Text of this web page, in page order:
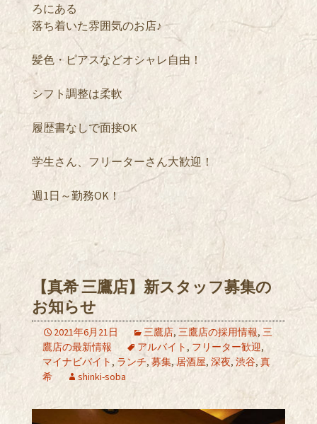
ろにある
落ち着いた雰囲気のお店♪
髪色・ピアスなどオシャレ自由！
シフト調整は柔軟
履歴書なしで面接OK
学生さん、フリーターさん大歓迎！
週1日～勤務OK！
【真希 三鷹店】新スタッフ募集の
お知らせ
2021年6月21日 三鷹店, 三鷹店の採用情報, 三
鷹店の最新情報
アルバイト , フリーター歓迎,
マイナビバイト , ランチ, 募集,居酒屋, 深夜, 渋谷,真
希
shinki-soba